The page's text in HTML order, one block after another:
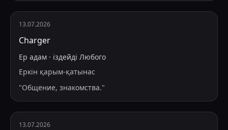
13.07.2026
Charger
Ер адам · іздейді Любого
Еркін қарым-қатынас
"Общение, знакомства."
13.07.2026